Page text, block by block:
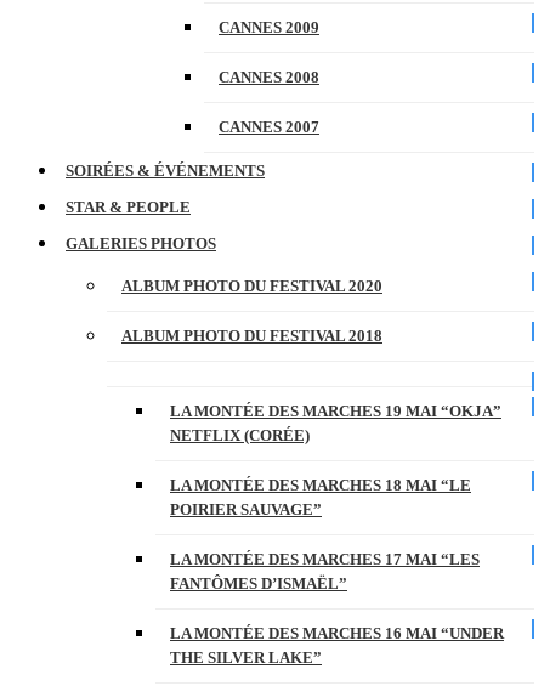
CANNES 2009
CANNES 2008
CANNES 2007
SOIRÉES & ÉVÉNEMENTS
STAR & PEOPLE
GALERIES PHOTOS
ALBUM PHOTO DU FESTIVAL 2020
ALBUM PHOTO DU FESTIVAL 2018
LA MONTÉE DES MARCHES 19 MAI “OKJA”
NETFLIX (CORÉE)
LA MONTÉE DES MARCHES 18 MAI “LE
POIRIER SAUVAGE”
LA MONTÉE DES MARCHES 17 MAI “LES
FANTÔMES D’ISMAËL”
LA MONTÉE DES MARCHES 16 MAI “UNDER
THE SILVER LAKE”